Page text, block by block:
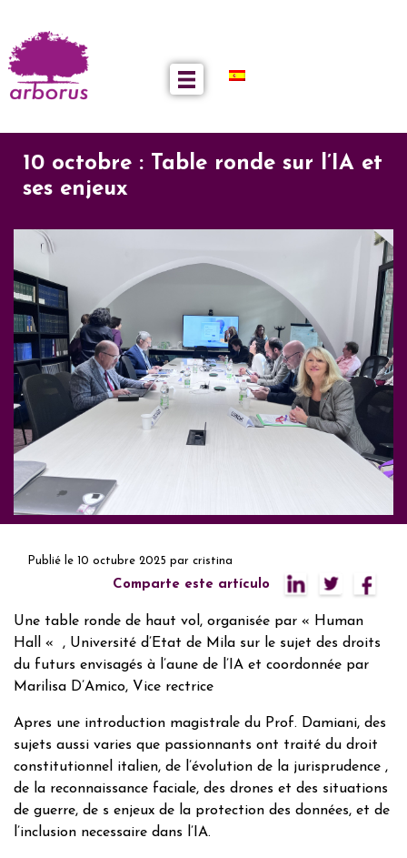
10 octobre : Table ronde sur l’IA et
ses enjeux
Publié le 10 octubre 2025 par cristina
Comparte este artículo
Une table ronde de haut vol, organisée par « Human
Hall « , Université d’Etat de Mila sur le sujet des droits
du futurs envisagés à l’aune de l’IA et coordonnée par
Marilisa D’Amico, Vice rectrice
Apres une introduction magistrale du Prof. Damiani, des
sujets aussi varies que passionnants ont traité du droit
constitutionnel italien, de l’évolution de la jurisprudence ,
de la reconnaissance faciale, des drones et des situations
de guerre, de s enjeux de la protection des données, et de
l’inclusion necessaire dans l’IA.